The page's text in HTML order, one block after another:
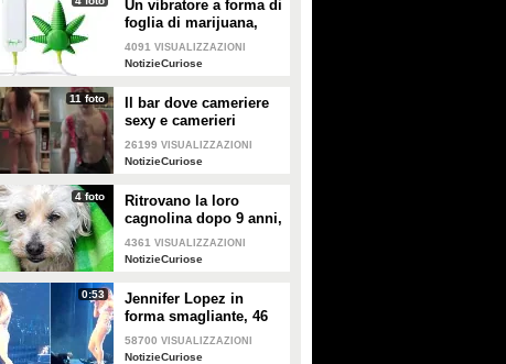
Un vibratore a forma di
foglia di marijuana,
assicura momenti di
vero godimento
4091 VISUALIZZAZIONI
NotizieCuriose
11 foto
Il bar dove cameriere
sexy e camerieri
muscolosi preparano il
caffè
26199 VISUALIZZAZIONI
NotizieCuriose
4 foto
Ritrovano la loro
cagnolina dopo 9 anni,
a 1700 km da casa
4361 VISUALIZZAZIONI
NotizieCuriose
0:53
Jennifer Lopez in
forma smagliante, 46
anni e uno show da
paura per i fan di Las
58700 VISUALIZZAZIONI
NotizieCuriose
PLAY
232 • di Spettacolo Fanpage